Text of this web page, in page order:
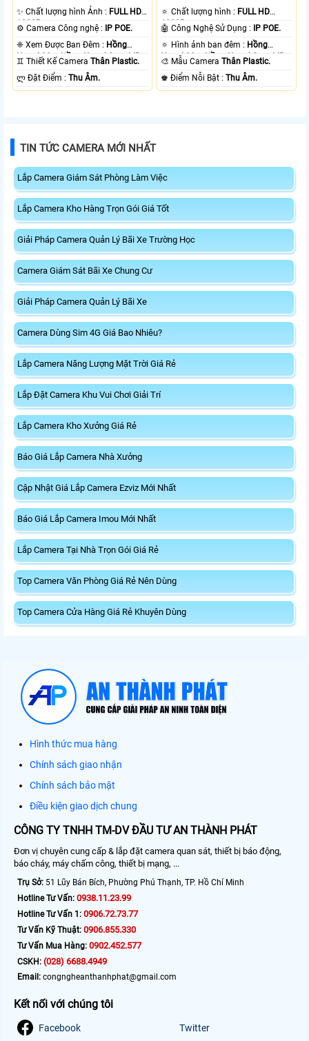
✨ Chất lượng hình Ảnh : FULL HD
1080P .
⚙ Camera Công nghệ : IP POE.
❈ Xem Được Ban Đêm : Hồng
Ngoại 30m Hồng Ngoại Smart IR.
♊ Thiết Kế CameraThân Plastic.
️ლ Đặt Điểm :Thu Âm.
🔅 Chất lượng hình : FULL HD
1080P .
🤖️ Công Nghệ Sử Dụng : IP POE.
🔅 Hình ảnh ban đêm : Hồng
Ngoại 30m Hồng Ngoại Smart IR.
🎨 Mẫu CameraThân Plastic.
️♚ Điểm Nỗi Bật :Thu Âm.
TIN TỨC CAMERA MỚI NHẤT
Lắp Camera Giám Sát Phòng Làm Việc
Lắp Camera Kho Hàng Trọn Gói Giá Tốt
Giải Pháp Camera Quản Lý Bãi Xe Trường Học
Camera Giám Sát Bãi Xe Chung Cư
Giải Pháp Camera Quản Lý Bãi Xe
Camera Dùng Sim 4G Giá Bao Nhiêu?
Lắp Camera Năng Lượng Mặt Trời Giá Rẻ
Lắp Đặt Camera Khu Vui Chơi Giải Trí
Lắp Camera Kho Xưởng Giá Rẻ
Báo Giá Lắp Camera Nhà Xưởng
Cập Nhật Giá Lắp Camera Ezviz Mới Nhất
Báo Giá Lắp Camera Imou Mới Nhất
Lắp Camera Tại Nhà Trọn Gói Giá Rẻ
Top Camera Văn Phòng Giá Rẻ Nên Dùng
Top Camera Cửa Hàng Giá Rẻ Khuyên Dùng
Hình thức mua hàng
Chính sách giao nhận
Chính sách bảo mật
Điều kiện giao dịch chung
CÔNG TY TNHH TM-DV ĐẦU TƯ AN THÀNH PHÁT
Đơn vị chuyên cung cấp & lắp đặt camera quan sát, thiết bị báo động,
báo cháy, máy chấm công, thiết bị mạng, ...
Trụ Sở: 51 Lũy Bán Bích, Phường Phú Thạnh, TP. Hồ Chí Minh
Hotline Tư Vấn: 0938.11.23.99
Hotline Tư Vấn 1: 0906.72.73.77
Tư Vấn Kỹ Thuật: 0906.855.330
Tư Vấn Mua Hàng: 0902.452.577
CSKH: (028) 6688.4949
Email: congngheanthanhphat@gmail.com
Kết nối với chúng tôi
Facebook Twitter